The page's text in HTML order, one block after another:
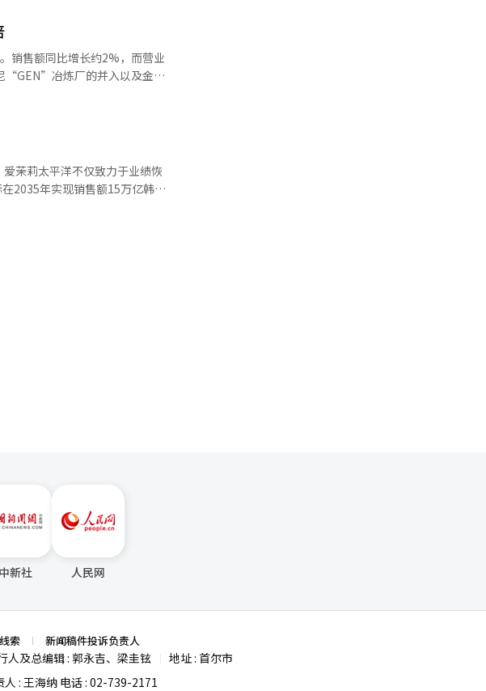
而江南、瑞草、松坡和龙山等4
。这种市场分化主要源于价格
地区的价格在30亿至40亿韩元
未大幅下跌，部分地区甚至出现
化政策，外围地区需要增加供
销售额同比增长约2%，而营业
“GEN”冶炼厂的并入以及金属
。EcoPro BM的销售额为6054
元，营业利润为50亿韩元，反
公司如EcoPro Innovation和
（IMIP）之后，正在推进
进军欧洲市场，匈牙利正极材
化。公司相关人士表示：“基于
工智能（AI）系统翻译与编辑。
茉莉太平洋不仅致力于业绩恢
2035年实现销售额15万亿韩
念，推动韩国化妆品产业和K-
年发行的美容专业杂志、1961
太平洋近期实现了显著的业绩反
来的最高水平。这一成绩被认为
中新社 人民网
索 新闻稿件投诉负责人
人及总编辑 : 郭永吉、梁圭铉
地址 : 首尔市
: 王海纳 电话 : 02-739-2171